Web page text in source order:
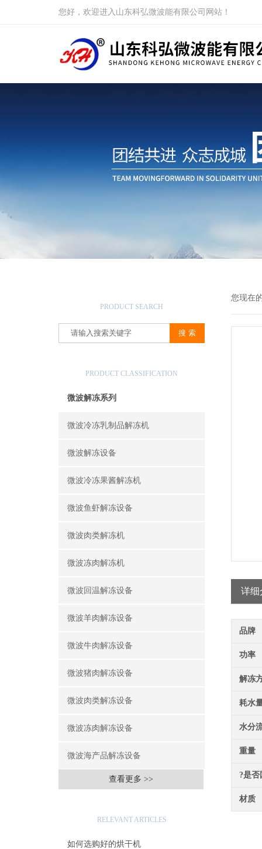
您好，欢迎进入山东科弘微波能有限公司网站！
PRODUCT SEARCH
PRODUCT CLASSIFICATION
微波解冻系列
微波冷冻乳制品解冻机
微波解冻设备
微波冷冻果酱解冻机
微波鱼虾解冻设备
微波肉类解冻机
微波冻肉解冻机
微波回温解冻设备
微波羊肉解冻设备
微波牛肉解冻设备
微波猪肉解冻设备
微波肉类解冻设备
微波冻肉解冻设备
微波海产品解冻设备
查看更多 >>
RELEVANT ARTICLES
如何选购好的烘干机
您现在
详细
品牌
功率
解冻
耗水
水分
重量
?是否
材质